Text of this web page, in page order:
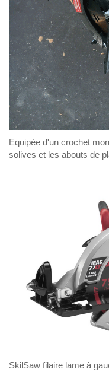
Equipée d'un crochet
solives et les abouts de
SkilSaw filaire lame à